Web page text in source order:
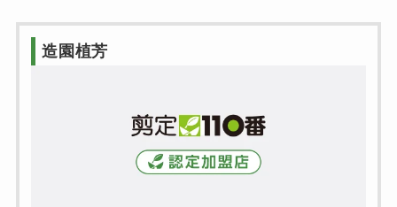
造園植芳